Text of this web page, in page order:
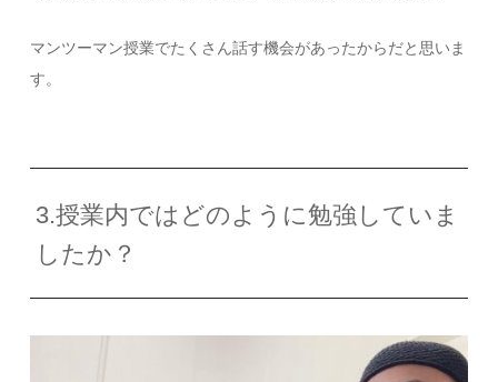
マンツーマン授業でたくさん話す機会があったからだと思いま
す。
3.授業内ではどのように勉強していま
したか？